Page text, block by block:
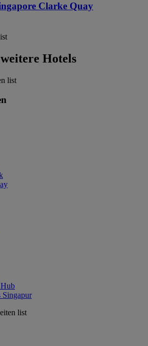
Clarke Quay
Hotels
list
Hub
Singapur
list